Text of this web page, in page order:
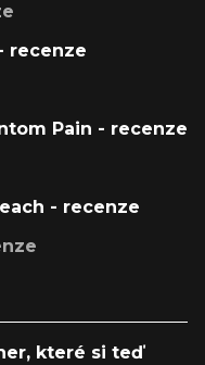
recenze
Pain - recenze
- recenze
které si teď